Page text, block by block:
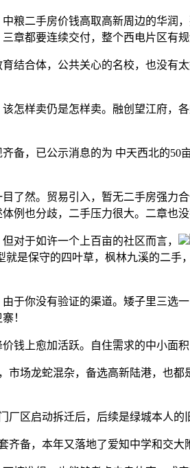
二手房价钱高取高新周边的华润
章都要连续交付，整个西电片区有
合体，公共关心的名校，也没有
样卖仍是怎样卖。融创望江府，
，已公示消息的为 中天西北的50
然。贸易引入，暂无二手房强力
例也分歧，二手压力很大。二章也
对于如许一个上百亩的社区而言，
是保守的四叶草，枫林九溪的二
你没有验证的渠道。矮子里三选
！
上愈加活跃。自住需求的中小面积
市场龙蛇混杂，备选高新陆港，也
区启动拆迁后，后续是绿城本人的
，本年又落地了爱知中学和交大